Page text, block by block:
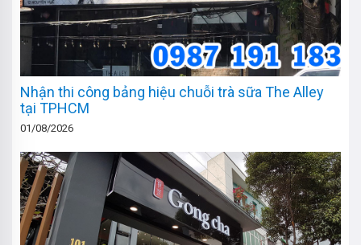
Nhận thi công bảng hiệu chuỗi trà sữa The Alley
tại TPHCM
01/08/2026